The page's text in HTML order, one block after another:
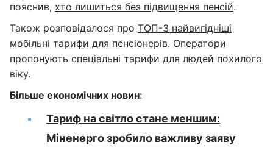
пояснив, хто лишиться без підвищення пенсій.
Також розповідалося про ТОП-3 найвигідніші
мобільні тарифи для пенсіонерів. Оператори
пропонують спеціальні тарифи для людей похилого
віку.
Більше економічних новин:
Тариф на світло стане меншим:
Міненерго зробило важливу заяву